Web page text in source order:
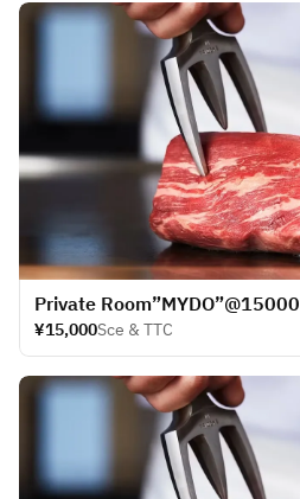
​Private Room”MYDO”@15000
¥15,000Sce & TTC